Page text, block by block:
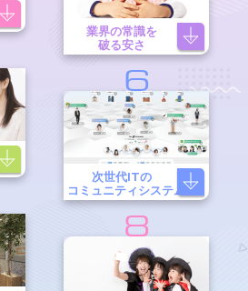
業界の常識を
破る安さ
6
次世代ITの
コミュニティシステム
8